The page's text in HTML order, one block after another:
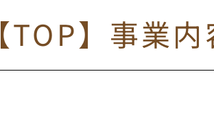
【TOP】事業